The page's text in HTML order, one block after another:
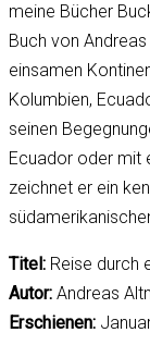
meine Bücher
Buch von
einsamen
Kolumbien,
seinen
Ecuador oder mit
zeichnet er ein
Titel: Reise durch
Autor: Andreas
Erschienen: